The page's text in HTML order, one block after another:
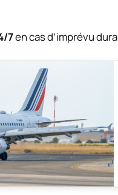
7en cas d’imprévu